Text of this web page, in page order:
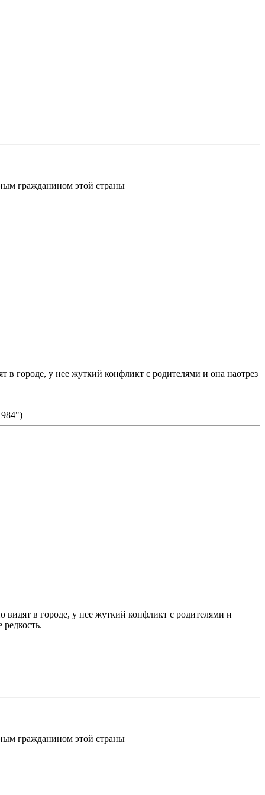
гражданином этой страны
городе, у нее жуткий конфликт с родителями и она наотрез
в городе, у нее жуткий конфликт с родителями и
гражданином этой страны